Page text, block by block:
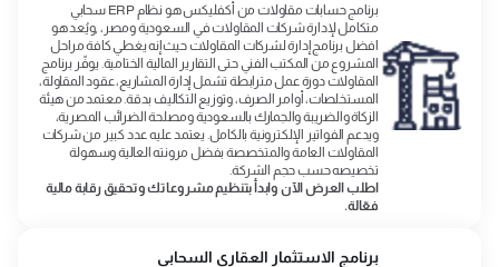
برنامج حسابات مقاولات من أكفليكس هو نظام ERP سحابي
متكامل لإدارة شركات المقاولات في السعودية ومصر، ,ويُعد هو
افضل برنامج إدارة لشركات المقاولات حيث إنه يغطي كافة مراحل
المشروع من المكتب الفني حتى التقارير المالية الختامية. يوفّر برنامج
المقاولات دورة عمل مترابطة تشمل إدارة المشاريع، عقود المقاولة،
المستخلصات، أوامر الصرف، وتوزيع التكاليف بدقة. معتمد من هيئة
الزكاة والضريبة والجمارك بالسعودية ومصلحة الضرائب المصرية،
ويدعم الفواتير الإلكترونية بالكامل. يعتمد عليه عدد كبير من شركات
المقاولات العامة والمتخصصة بفضل مرونته العالية وسهولة
تخصيصه حسب حجم الشركة.
اطلب العرض الآن وابدأ بتنظيم مشروعاتك وتحقيق رقابة مالية
فعّالة.
برنامج الاستثمار العقاري السحابي